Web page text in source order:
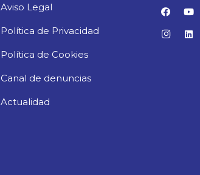
Aviso Legal
Política de Privacidad
Política de Cookies
Canal de denuncias
Actualidad